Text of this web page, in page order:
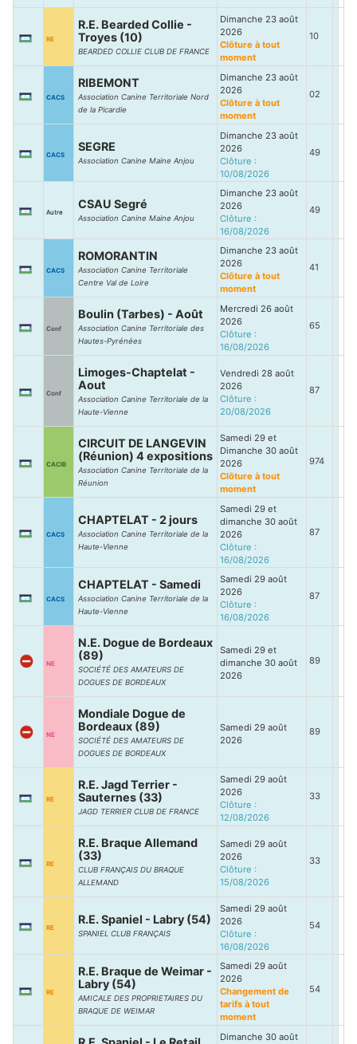
RE
R.E. Bearded Collie -
Troyes (10)
BEARDED COLLIE CLUB DE FRANCE
Dimanche 23 août
2026
Clôture à tout
moment
10
CACS
RIBEMONT
Association Canine Territoriale Nord
de la Picardie
Dimanche 23 août
2026
Clôture à tout
moment
02
CACS
SEGRE
Association Canine Maine Anjou
Dimanche 23 août
2026
Clôture :
10/08/2026
49
Autre
CSAU Segré
Association Canine Maine Anjou
Dimanche 23 août
2026
Clôture :
16/08/2026
49
CACS
ROMORANTIN
Association Canine Territoriale
Centre Val de Loire
Dimanche 23 août
2026
Clôture à tout
moment
41
Conf
Boulin (Tarbes) - Août
Association Canine Territoriale des
Hautes-Pyrénées
Mercredi 26 août
2026
Clôture :
16/08/2026
65
Conf
Limoges-Chaptelat -
Aout
Association Canine Territoriale de la
Haute-Vienne
Vendredi 28 août
2026
Clôture :
20/08/2026
87
CACIB
CIRCUIT DE LANGEVIN
(Réunion) 4 expositions
Association Canine Territoriale de la
Réunion
Samedi 29 et
Dimanche 30 août
2026
Clôture à tout
moment
974
CACS
CHAPTELAT - 2 jours
Association Canine Territoriale de la
Haute-Vienne
Samedi 29 et
dimanche 30 août
2026
Clôture :
16/08/2026
87
CACS
CHAPTELAT - Samedi
Association Canine Territoriale de la
Haute-Vienne
Samedi 29 août
2026
Clôture :
16/08/2026
87
NE
N.E. Dogue de Bordeaux
(89)
SOCIÉTÉ DES AMATEURS DE
DOGUES DE BORDEAUX
Samedi 29 et
dimanche 30 août
2026
89
NE
Mondiale Dogue de
Bordeaux (89)
SOCIÉTÉ DES AMATEURS DE
DOGUES DE BORDEAUX
Samedi 29 août
2026
89
RE
R.E. Jagd Terrier -
Sauternes (33)
JAGD TERRIER CLUB DE FRANCE
Samedi 29 août
2026
Clôture :
12/08/2026
33
RE
R.E. Braque Allemand
(33)
CLUB FRANÇAIS DU BRAQUE
ALLEMAND
Samedi 29 août
2026
Clôture :
15/08/2026
33
RE
R.E. Spaniel - Labry (54)
SPANIEL CLUB FRANÇAIS
Samedi 29 août
2026
Clôture :
16/08/2026
54
RE
R.E. Braque de Weimar -
Labry (54)
AMICALE DES PROPRIETAIRES DU
BRAQUE DE WEIMAR
Samedi 29 août
2026
Changement de
tarifs à tout
moment
54
Dimanche 30 août